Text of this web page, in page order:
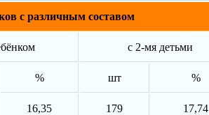
с различным составом
с 2-мя детьми
% шт %
16,35 179 17,74